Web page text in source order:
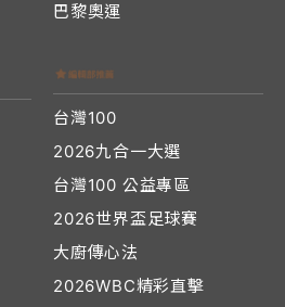
巴黎奧運
台灣100
2026九合一大選
台灣100 公益專區
2026世界盃足球賽
大廚傳心法
2026WBC精彩直擊